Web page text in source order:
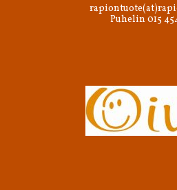
Puhelin 015